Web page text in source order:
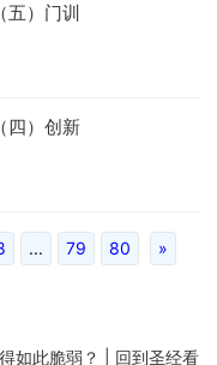
五）门训
四）创新
... 79 80 »
如此脆弱？ | 回到圣经看